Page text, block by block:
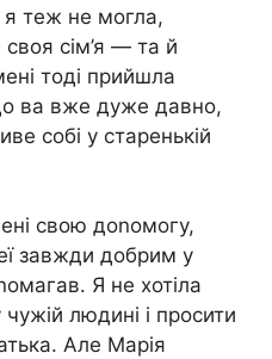
я теж не могла,
своя сім’я — та й
тоді прийшла
ва вже дуже давно,
собі у старенькій
свою доnомогу,
завжди добрим у
Я не хотіла
людині і просити
Але Марія